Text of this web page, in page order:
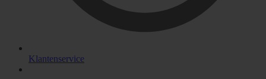
Klantenservice